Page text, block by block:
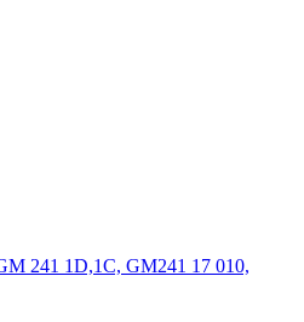
241 1D,1C, GM241 17 010,